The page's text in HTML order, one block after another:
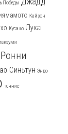
Победы
Кайрон
Кусано Лука
Ронни
Синьтун Эндо
теннис